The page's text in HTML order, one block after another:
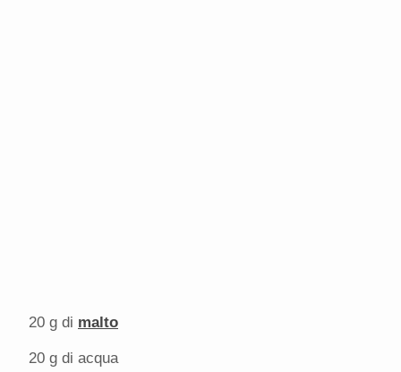
20 g di malto
20 g di acqua